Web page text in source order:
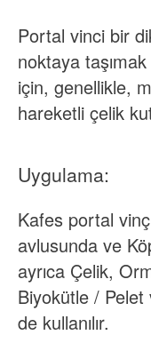
Portal vinci bir
noktaya
için, genellikle,
hareketli çelik
Uygulama:
Kafes portal vinç
avlusunda ve
ayrıca Çelik,
Biyokütle /
de kullanılır.